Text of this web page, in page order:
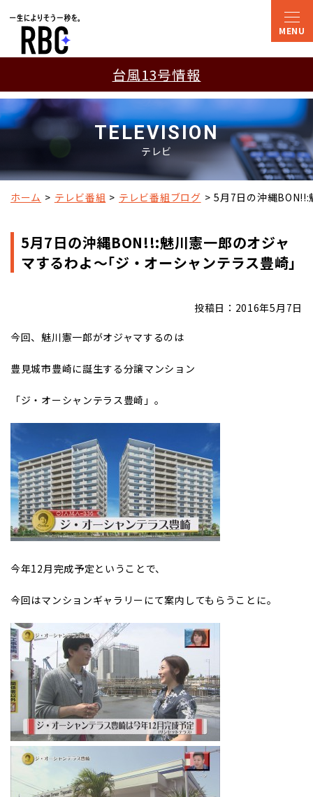
台風13号情報
TELEVISION
テレビ
ホーム テレビ番組 テレビ番組ブログ 5月7日の沖縄BON!!:
5月7日の沖縄BON!!:魅川憲一郎のオジャ
マするわよ～｢ジ・オーシャンテラス豊崎｣
投稿日：2016年5月7日
今回、魅川憲一郎がオジャマするのは
豊見城市豊崎に誕生する分譲マンション
「ジ・オーシャンテラス豊崎」。
今年12月完成予定ということで、
今回はマンションギャラリーにて案内してもらうことに。